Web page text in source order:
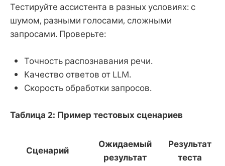
Тестируйте ассистента в разных условиях: с
шумом, разными голосами, сложными
запросами. Проверьте:
Точность распознавания речи.
Качество ответов от LLM.
Скорость обработки запросов.
Таблица 2: Пример тестовых сценариев
Сценарий
Ожидаемый
результат
Результат
теста